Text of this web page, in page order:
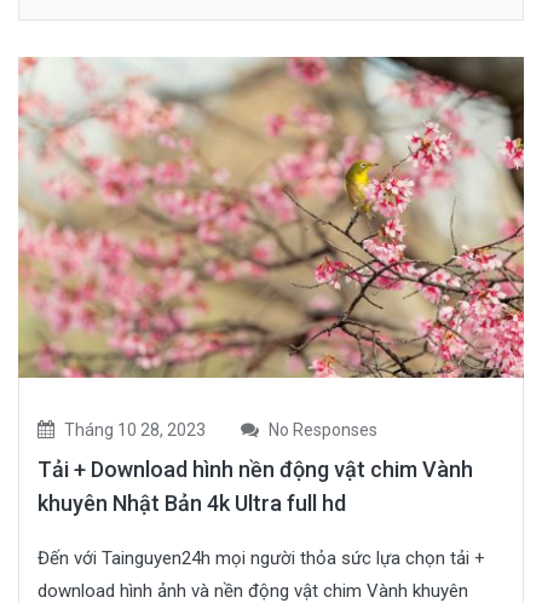
Tháng 10 28, 2023 No Responses
Tải + Download hình nền động vật chim Vành
khuyên Nhật Bản 4k Ultra full hd
Đến với Tainguyen24h mọi người thỏa sức lựa chọn tải +
download hình ảnh và nền động vật chim Vành khuyên